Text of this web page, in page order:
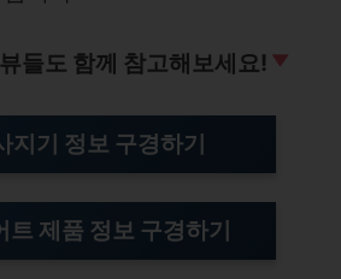
들도 함께 참고해보세요!
지기 정보 구경하기
트 제품 정보 구경하기